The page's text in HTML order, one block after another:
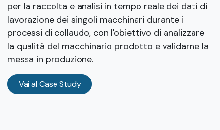
per la raccolta e analisi in tempo reale dei dati di
lavorazione dei singoli macchinari durante i
processi di collaudo, con l'obiettivo di analizzare
la qualità del macchinario prodotto e validarne la
messa in produzione.
Vai al Case Study